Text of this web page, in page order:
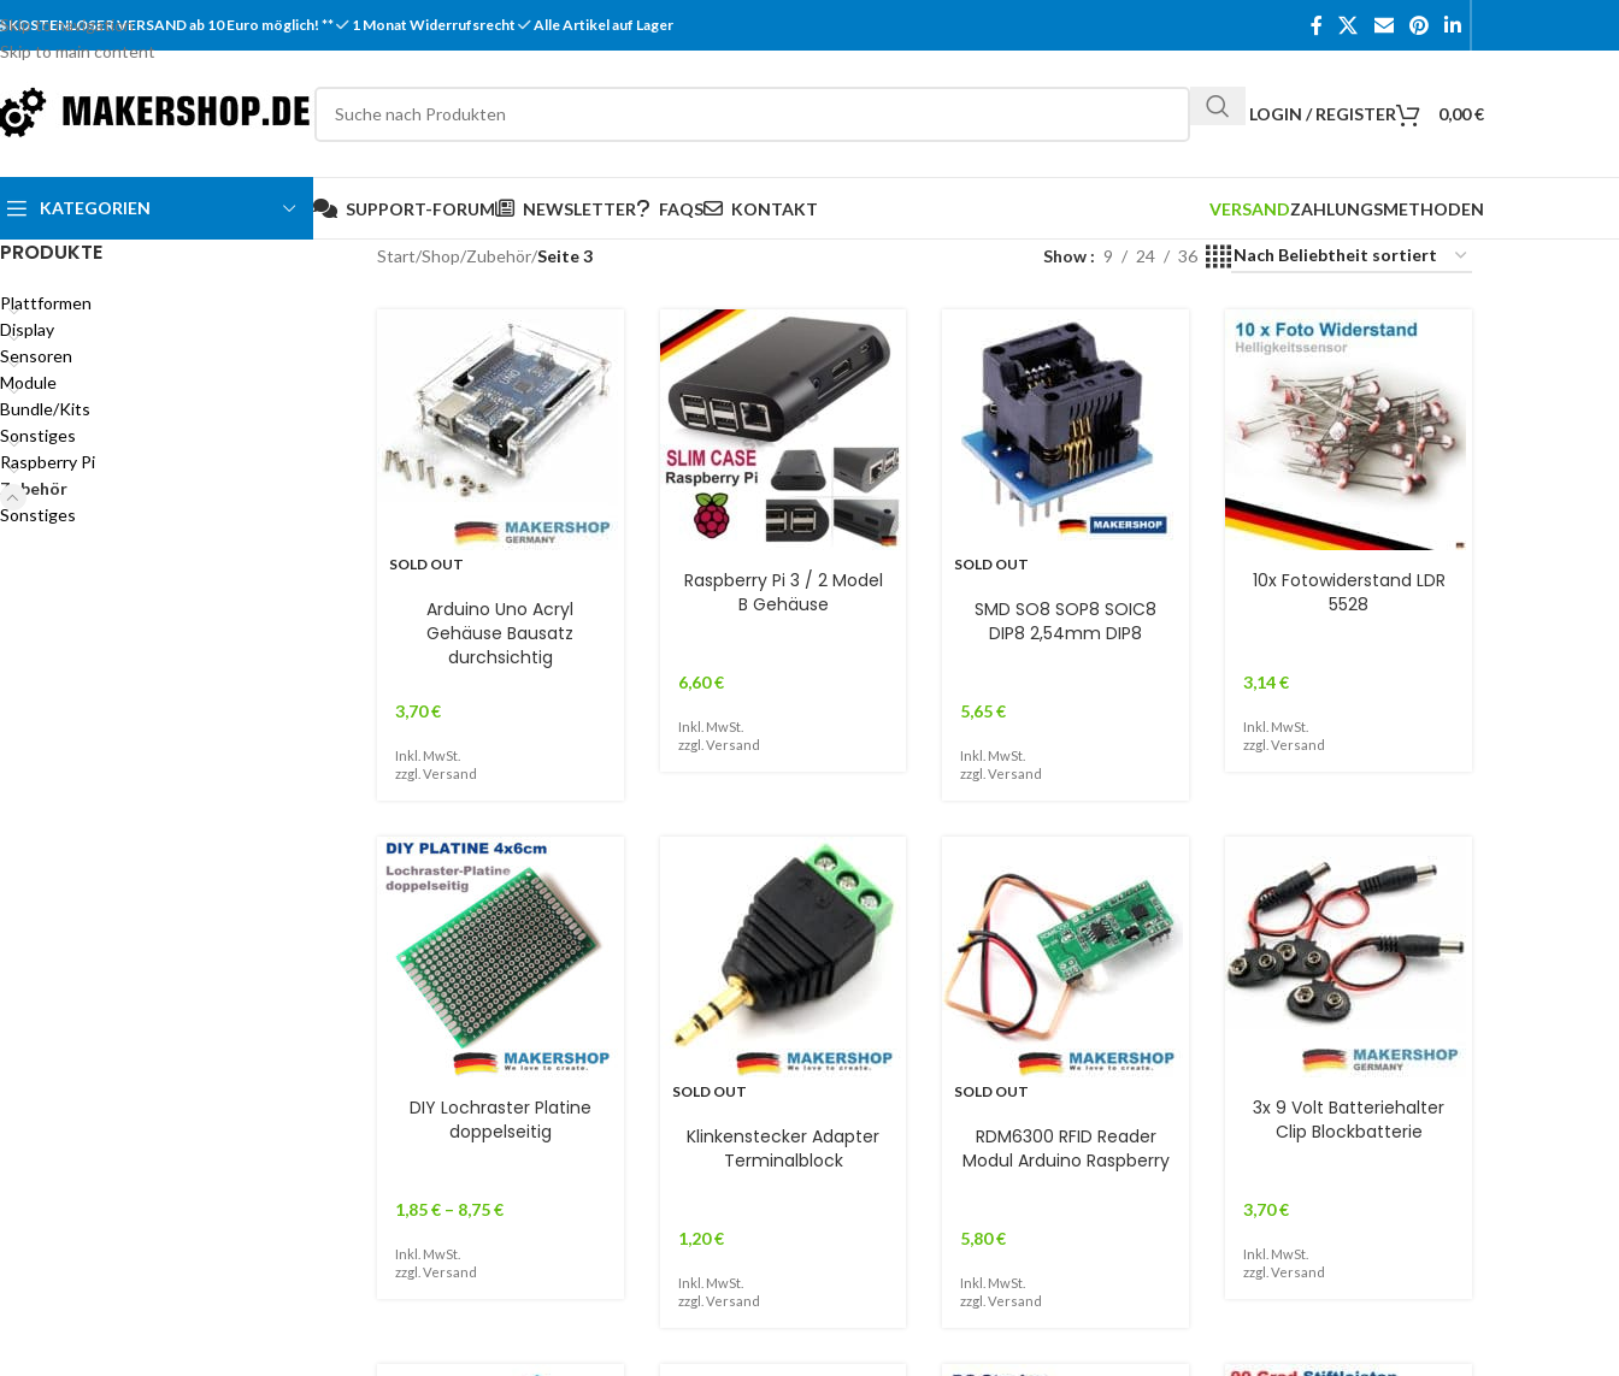
Skip to navigation
Skip to main content
KOSTENLOSER VERSAND ab 10 Euro möglich! ** 1 Monat Widerrufsrecht Alle Artikel auf Lager
LOGIN / REGISTER 0,00€
KATEGORIEN SUPPORT-FORUM NEWSLETTER FAQS KONTAKT VERSANDZAHLUNGSMETHODEN
PRODUKTE
Plattformen
Display
Sensoren
Module
Bundle/Kits
Sonstiges
Raspberry Pi
Zubehör
Sonstiges
Start/Shop/Zubehör/Seite 3 Show 9 24 36
SOLD OUT
Arduino Uno Acryl
Gehäuse Bausatz
durchsichtig
3,70€
Inkl. MwSt.
zzgl. Versand
Raspberry Pi 3 / 2 Model
B Gehäuse
6,60€
Inkl. MwSt.
zzgl. Versand
SOLD OUT
SMD SO8 SOP8 SOIC8
DIP8 2,54mm DIP8
5,65€
Inkl. MwSt.
zzgl.Versand
10x Fotowiderstand LDR
5528
3,14€
Inkl. MwSt.
zzgl.Versand
DIY Lochraster Platine
doppelseitig
1,85€ – 8,75€
Inkl. MwSt.
zzgl. Versand
SOLD OUT
Klinkenstecker Adapter
Terminalblock
1,20€
Inkl. MwSt.
zzgl. Versand
SOLD OUT
RDM6300 RFID Reader
Modul Arduino Raspberry
5,80€
Inkl. MwSt.
zzgl.Versand
3x 9 Volt Batteriehalter
Clip Blockbatterie
3,70€
Inkl. MwSt.
zzgl.Versand